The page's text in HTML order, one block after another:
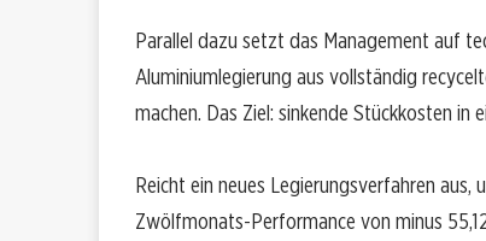
Parallel dazu setzt das Management auf
Aluminiumlegierung aus vollständig
machen. Das Ziel: sinkende Stückkosten
Reicht ein neues Legierungsverfahren
Zwölfmonats-Performance von minus